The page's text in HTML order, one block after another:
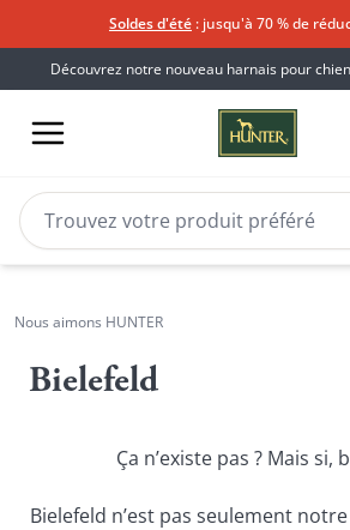
Soldes d'été : jusqu'à 70 % de
Découvrez notre nouveau harnais pour chien
Nous aimons HUNTER
Tapis
Bielefeld
Ça n’existe pas ? Mais si,
Bielefeld n’est pas seulement